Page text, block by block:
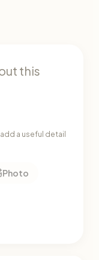
a useful detail
Photo